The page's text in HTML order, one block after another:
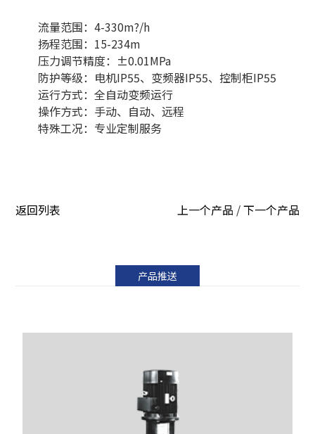
流量范围：4-330m?/h
扬程范围：15-234m
压力调节精度：±0.01MPa
防护等级：电机IP55、变频器IP55、控制柜IP55
运行方式：全自动变频运行
操作方式：手动、自动、远程
特殊工况：专业定制服务
返回列表 上一个产品 /下一个产品
产品推送